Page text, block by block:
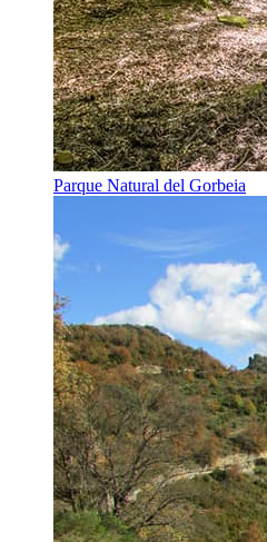
Parque Natural del Gorbeia